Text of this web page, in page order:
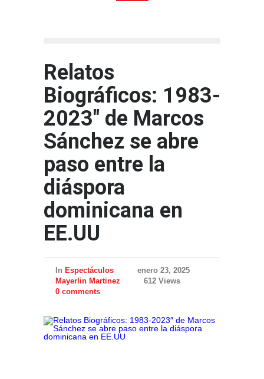
Relatos
Biográficos: 1983-
2023″ de Marcos
Sánchez se abre
paso entre la
diáspora
dominicana en
EE.UU
In Espectáculos
enero 23, 2025
Mayerlin Martinez
612 Views
0 comments